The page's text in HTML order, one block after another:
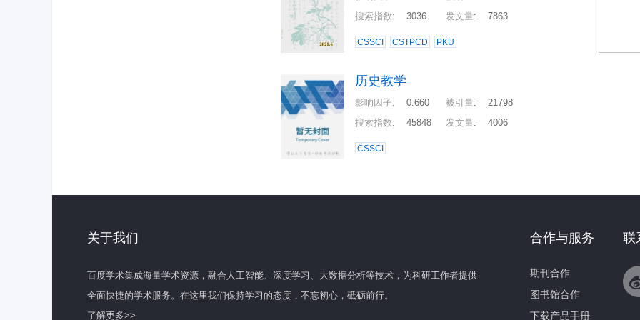
搜索指数: 3036 发文量: 7863
CSSCI CSTPCD PKU
历史教学
影响因子: 0.660 被引量:
21798
搜索指数: 45848 发文量: 4006
CSSCI
关于我们
百度学术集成海量学术资源，融合人工智能、深度学习、大数据分析等技术，为科研工作者提供
全面快捷的学术服务。在这里我们保持学习的态度，不忘初心，砥砺前行。
了解更多>>
联
合作与服务
期刊合作
图书馆合作
下载产品手册